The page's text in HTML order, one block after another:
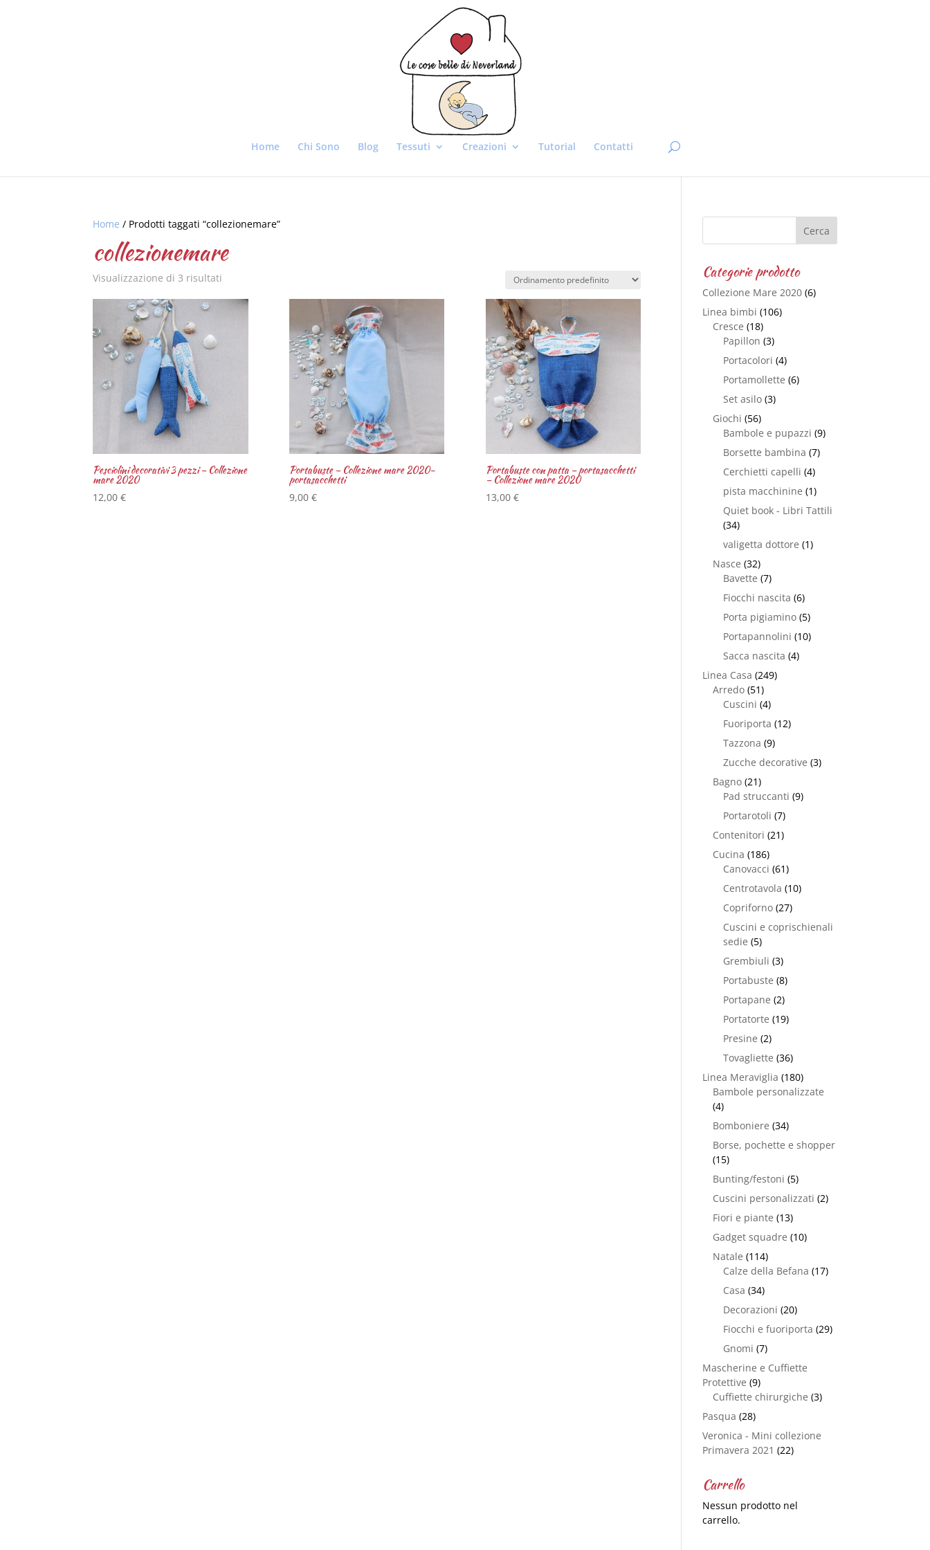
Home Chi Sono Blog Tessuti Creazioni Tutorial Contatti
Home / Prodotti taggati “collezionemare”
collezionemare
Visualizzazione di 3 risultati
Pesciolini decorativi 3 pezzi – Collezione
mare 2020
12,00€
Portabuste – Collezione mare 2020-
portasacchetti
9,00 €
Portabuste con patta – portasacchetti
– Collezione mare 2020
13,00 €
Categorie prodotto
Collezione Mare 2020 (6)
Linea bimbi (106)
Cresce (18)
Papillon (3)
Portacolori (4)
Portamollette (6)
Set asilo (3)
Giochi (56)
Bambole e pupazzi (9)
Borsette bambina (7)
Cerchietti capelli (4)
pista macchinine (1)
Quiet book - Libri Tattili
(34)
valigetta dottore (1)
Nasce (32)
Bavette (7)
Fiocchi nascita (6)
Porta pigiamino (5)
Portapannolini (10)
Sacca nascita (4)
Linea Casa (249)
Arredo (51)
Cuscini (4)
Fuoriporta (12)
Tazzona (9)
Zucche decorative (3)
Bagno (21)
Pad struccanti (9)
Portarotoli (7)
Contenitori (21)
Cucina (186)
Canovacci (61)
Centrotavola (10)
Copriforno (27)
Cuscini e coprischienali
sedie (5)
Grembiuli (3)
Portabuste (8)
Portapane (2)
Portatorte (19)
Presine (2)
Tovagliette (36)
Linea Meraviglia (180)
Bambole personalizzate
(4)
Bomboniere (34)
Borse, pochette e shopper
(15)
Bunting/festoni (5)
Cuscini personalizzati (2)
Fiori e piante (13)
Gadget squadre (10)
Natale (114)
Calze della Befana (17)
Casa (34)
Decorazioni (20)
Fiocchi e fuoriporta (29)
Gnomi (7)
Mascherine e Cuffiette
Protettive (9)
Cuffiette chirurgiche (3)
Pasqua (28)
Veronica - Mini collezione
Primavera 2021 (22)
Carrello
Nessun prodotto nel
carrello.